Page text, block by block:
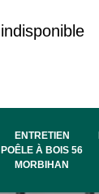
indisponible
ENTRETIEN
POÊLE À BOIS 56
MORBIHAN